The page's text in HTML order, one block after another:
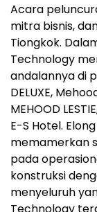
Acara
mitra bisnis,
Tiongkok.
Technology
andalannya di
DELUXE,
MEHOOD
E-S Hotel.
memamerkan
pada
konstruksi
menyeluruh
Technology